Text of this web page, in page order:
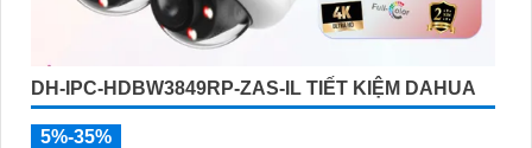
DH-IPC-HDBW3849RP-ZAS-IL TIẾT KIỆM DAHUA
5%-35%